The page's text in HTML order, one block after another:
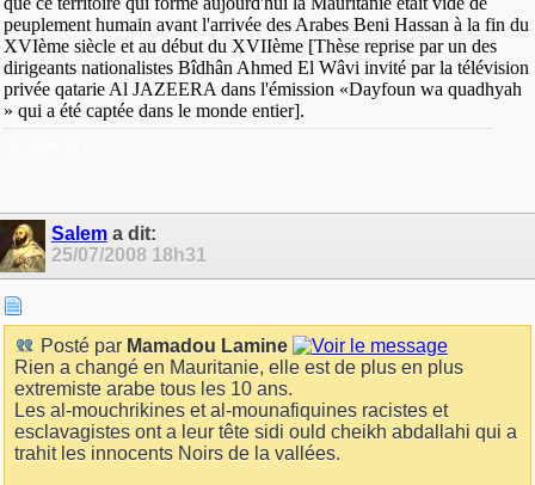
peuplement humain avant l'arrivée des Arabes Beni Hassan à la fin du
XVIème siècle et au début du XVIIème [Thèse reprise par un des
dirigeants nationalistes Bîdhân Ahmed El Wâvi invité par la télévision
privée qatarie Al JAZEERA dans l'émission «Dayfoun wa quadhyah
» qui a été captée dans le monde entier].
Salema dit:
25/07/2008 18h31
Posté par Mamadou Lamine
Rien a changé en Mauritanie, elle est de plus en plus
extremiste arabe tous les 10 ans.
Les al-mouchrikines et al-mounafiquines racistes et
esclavagistes ont a leur tête sidi ould cheikh abdallahi qui a
trahit les innocents Noirs de la vallées.